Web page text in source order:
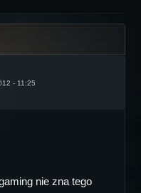
- 11:25
nie zna tego